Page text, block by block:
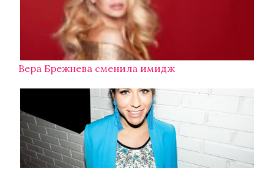
Вера Брежнева сменила имидж